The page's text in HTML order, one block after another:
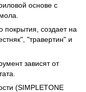
основе с
покрытия, создает на
"травертин" и
зависят от
(SIMPLETONE